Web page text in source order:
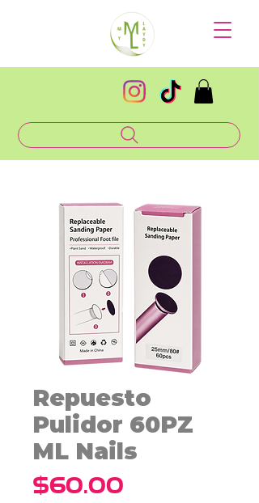
Repuesto
Pulidor 60PZ
ML Nails
$60.00